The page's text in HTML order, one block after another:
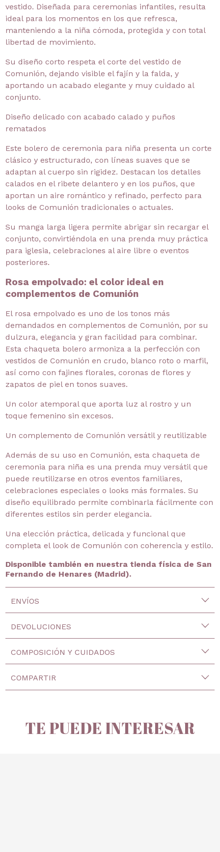
vestido. Diseñada para ceremonias infantiles, resulta
ideal para los momentos en los que refresca,
manteniendo a la niña cómoda, protegida y con total
libertad de movimiento.
Su diseño corto respeta el corte del vestido de
Comunión, dejando visible el fajín y la falda, y
aportando un acabado elegante y muy cuidado al
conjunto.
Diseño delicado con acabado calado y puños
rematados
Este bolero de ceremonia para niña presenta un corte
clásico y estructurado, con líneas suaves que se
adaptan al cuerpo sin rigidez. Destacan los detalles
calados en el ribete delantero y en los puños, que
aportan un aire romántico y refinado, perfecto para
looks de Comunión tradicionales o actuales.
Su manga larga ligera permite abrigar sin recargar el
conjunto, convirtiéndola en una prenda muy práctica
para iglesia, celebraciones al aire libre o eventos
posteriores.
Rosa empolvado: el color ideal en
complementos de Comunión
El rosa empolvado es uno de los tonos más
demandados en complementos de Comunión, por su
dulzura, elegancia y gran facilidad para combinar.
Esta chaqueta bolero armoniza a la perfección con
vestidos de Comunión en crudo, blanco roto o marfil,
así como con fajines florales, coronas de flores y
zapatos de piel en tonos suaves.
Un color atemporal que aporta luz al rostro y un
toque femenino sin excesos.
Un complemento de Comunión versátil y reutilizable
Además de su uso en Comunión, esta chaqueta de
ceremonia para niña es una prenda muy versátil que
puede reutilizarse en otros eventos familiares,
celebraciones especiales o looks más formales. Su
diseño equilibrado permite combinarla fácilmente con
diferentes estilos sin perder elegancia.
Una elección práctica, delicada y funcional que
completa el look de Comunión con coherencia y estilo.
Disponible también en nuestra tienda física de San
Fernando de Henares (Madrid).
ENVÍOS
DEVOLUCIONES
COMPOSICIÓN Y CUIDADOS
COMPARTIR
TE PUEDE INTERESAR